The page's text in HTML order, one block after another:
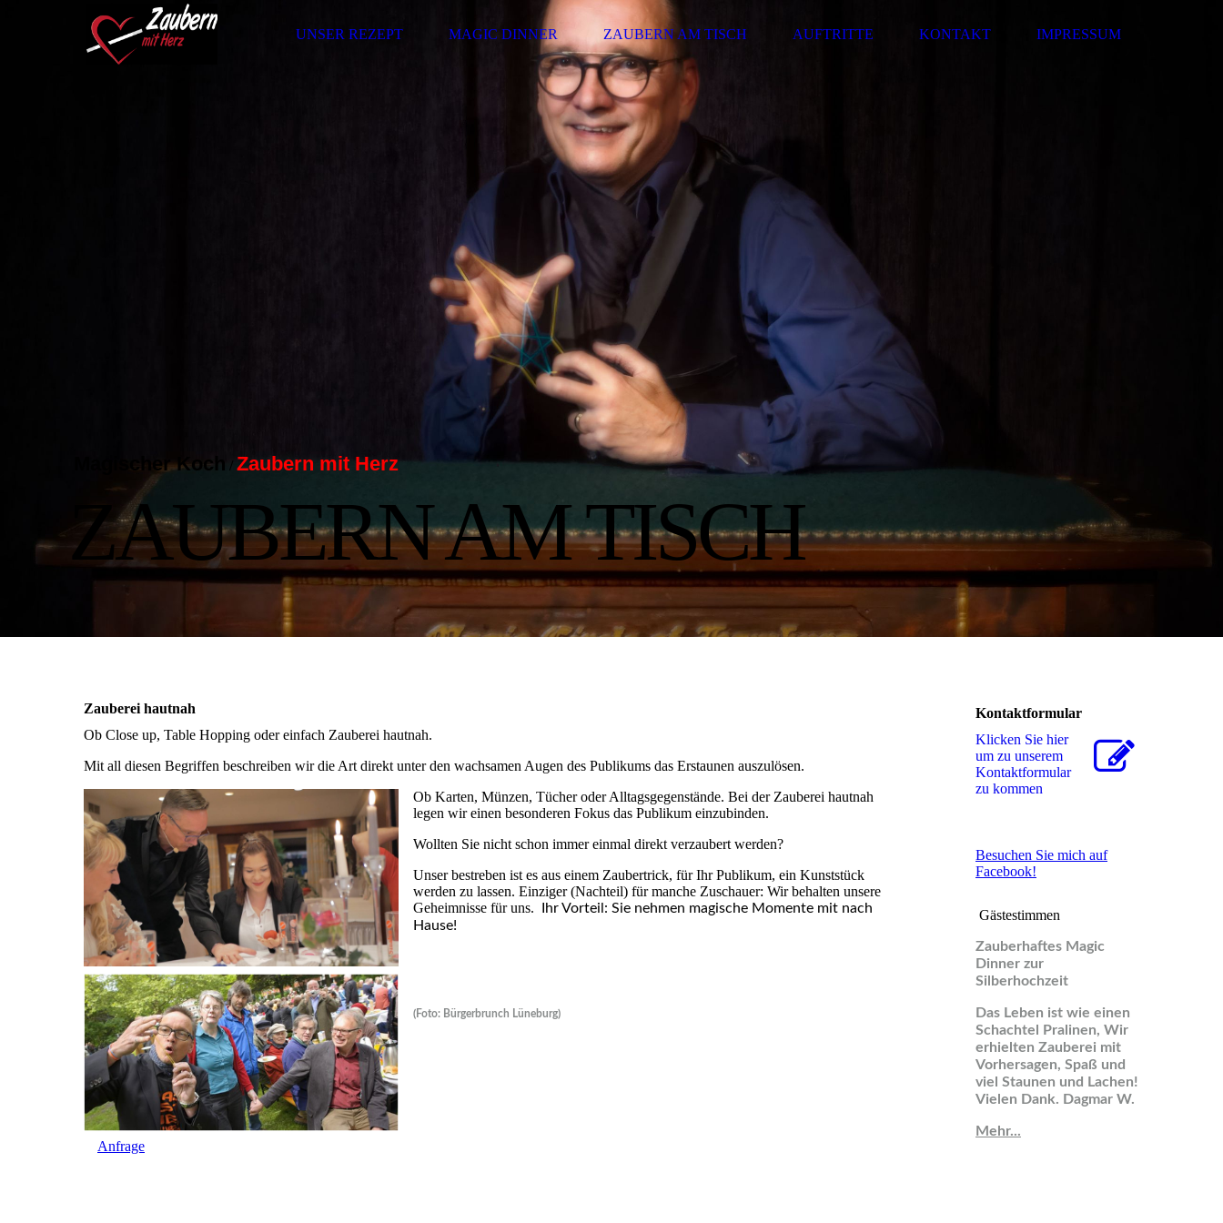
UNSER REZEPT MAGIC DINNER ZAUBERN AM TISCH AUFTRITTE KONTAKT IMPRESSUM
Magischer Koch / Zaubern mit Herz
ZAUBERN AM TISCH
Zauberei hautnah
Ob Close up, Table Hopping oder einfach Zauberei hautnah.
Mit all diesen Begriffen beschreiben wir die Art direkt unter den wachsamen Augen des Publikums das Erstaunen auszulösen.
Ob Karten, Münzen, Tücher oder Alltagsgegenstände. Bei der Zauberei hautnah
legen wir einen besonderen Fokus das Publikum einzubinden.
Wollten Sie nicht schon immer einmal direkt verzaubert werden?
Unser bestreben ist es aus einem Zaubertrick, für Ihr Publikum, ein Kunststück
werden zu lassen. Einziger (Nachteil) für manche Zuschauer: Wir behalten unsere
Geheimnisse für uns.
Ihr Vorteil: Sie nehmen magische Momente mit nach
Hause!
(Foto: Bürgerbrunch Lüneburg)
Anfrage
Kontaktformular
Klicken Sie hier
um zu unserem
Kon­takt­for­mu­lar
zu kommen
Besuchen Sie mich auf
Facebook!
Gästestimmen
Zauberhaftes Magic
Dinner zur
Silberhochzeit
Das Leben ist wie einen
Schachtel Pralinen, Wir
erhielten Zauberei mit
Vorhersagen, Spaß und
viel Staunen und Lachen!
Vielen Dank. Dagmar W.
Mehr...